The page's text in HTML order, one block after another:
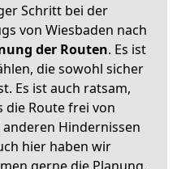
Schritt bei der
von Wiesbaden nach
der Routen. Es ist
die sowohl sicher
Es ist auch ratsam,
die Route frei von
Hindernissen
hier haben wir